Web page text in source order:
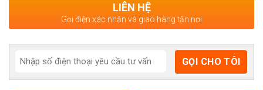
LIÊN HỆ
Gọi điện xác nhận và giao hàng tận nơi